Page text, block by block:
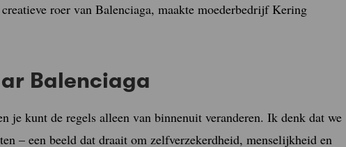
roer van Balenciaga, maakte moederbedrijf Kering
Balenciaga
je kunt de regels alleen van binnenuit veranderen. Ik denk dat we
– een beeld dat draait om zelfverzekerdheid, menselijkheid en